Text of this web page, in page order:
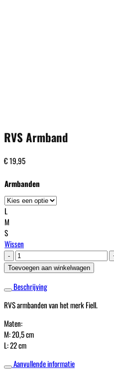
RVS Armband
€19,95
Armbanden
L
M
S
Wissen
RVS
Armband
aantal
Toevoegen aan winkelwagen
Beschrijving
RVS armbanden van het merk Fiell.
Maten:
M: 20,5 cm
L: 22 cm
Aanvullende informatie